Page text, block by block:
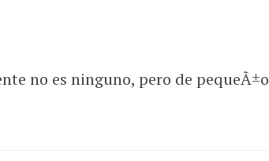
no es ninguno, pero de